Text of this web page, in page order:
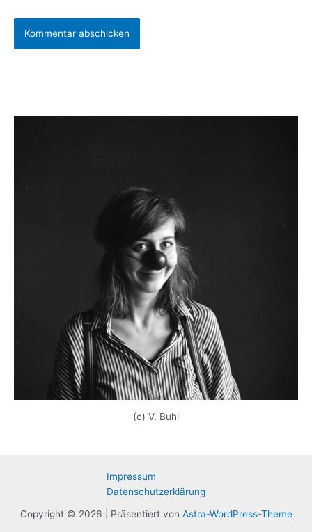
(c) V. Buhl
Impressum
Datenschutzerklärung
Copyright © 2026 | Präsentiert von Astra-WordPress-Theme